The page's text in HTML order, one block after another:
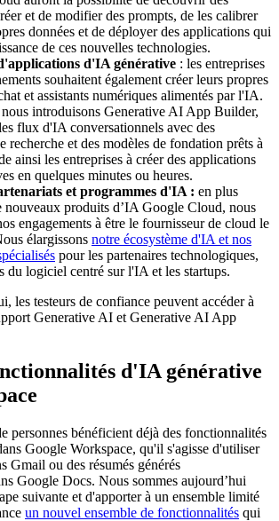
et de modifier des prompts, de les calibrer
données et de déployer des applications qui
de ces nouvelles technologies.
d'IA générative : les entreprises
souhaitent également créer leurs propres
et assistants numériques alimentés par l'IA.
introduisons Generative AI App Builder,
flux d'IA conversationnels avec des
recherche et des modèles de fondation prêts à
ainsi les entreprises à créer des applications
en quelques minutes ou heures.
et programmes d'IA : en plus
nouveaux produits d’IA Google Cloud, nous
engagements à être le fournisseur de cloud le
élargissons notre écosystème d'IA et nos
pour les partenaires technologiques,
du logiciel centré sur l'IA et les startups.
les testeurs de confiance peuvent accéder à
Generative AI et Generative AI App
d'IA générative
personnes bénéficient déjà des fonctionnalités
Google Workspace, qu'il s'agisse d'utiliser
Gmail ou des résumés générés
Google Docs. Nous sommes aujourd’hui
suivante et d'apporter à un ensemble limité
un nouvel ensemble de fonctionnalités qui